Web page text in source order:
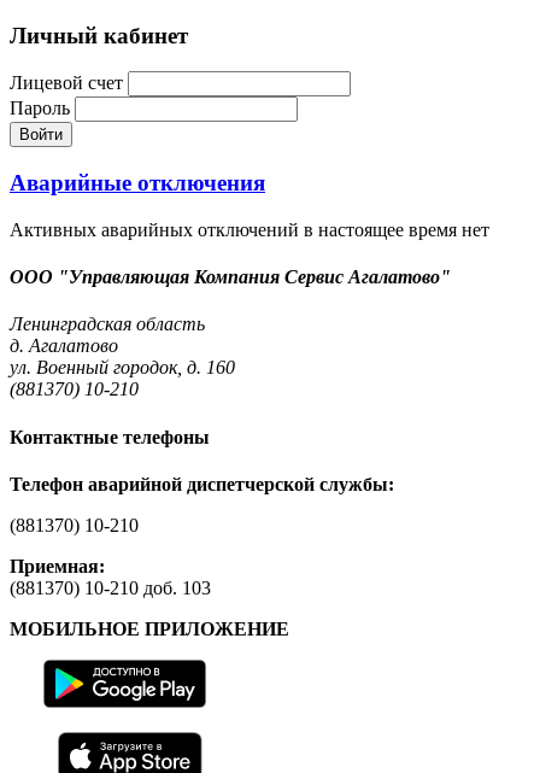
Личный кабинет
Лицевой счет
Пароль
Войти
Аварийные отключения
Активных аварийных отключений в настоящее время нет
ООО "Управляющая Компания Сервис Агалатово"
Ленинградская область
д. Агалатово
ул. Военный городок, д. 160
(881370) 10-210
Контактные телефоны
Телефон аварийной диспетчерской службы:
(881370) 10-210
Приемная:
(881370) 10-210 доб. 103
МОБИЛЬНОЕ ПРИЛОЖЕНИЕ